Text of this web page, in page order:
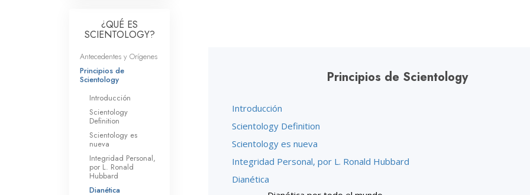
Principios de Scientology
Introducción
Scientology Definition
Scientology es nueva
Integridad Personal, por L. Ronald Hubbard
Dianética
¿QUÉ ES
SCIENTOLOGY?
Antecedentes y Orígenes
Principios de
Scientology
Introducción
Scientology
Definition
Scientology es
nueva
Integridad Personal,
por L. Ronald
Hubbard
Dianética